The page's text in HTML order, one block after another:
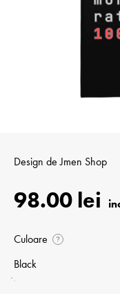
Design deJmen Shop
98.00 lei
Culoare ?
Black